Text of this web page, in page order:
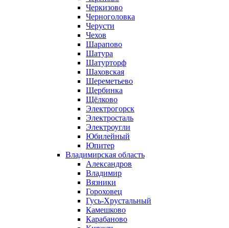
Черкизово
Черноголовка
Черусти
Чехов
Шарапово
Шатура
Шатурторф
Шаховская
Шереметьево
Щербинка
Щёлково
Электрогорск
Электросталь
Электроугли
Юбилейный
Юпитер
Владимирская область
Александров
Владимир
Вязники
Гороховец
Гусь-Хрустальный
Камешково
Карабаново